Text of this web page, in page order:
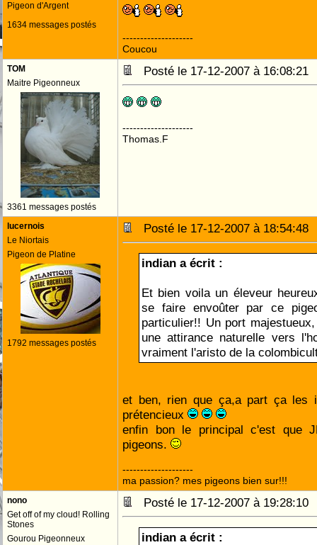
Pigeon d'Argent
1634 messages postés
--------------------
Coucou
TOM
Maitre Pigeonneux
3361 messages postés
Posté le 17-12-2007 à
--------------------
Thomas.F
lucernois
Le Niortais
Pigeon de Platine
1792 messages postés
Posté le 17-12-2007 à
indian a écrit :
Et bien voila un éleveur
se faire envoûter par ce
particulier!! Un port
une attirance naturelle vers
vraiment l'aristo de la
et ben, rien que ça,a part ça les
prétencieux
enfin bon le principal c'est que
pigeons.
--------------------
ma passion? mes pigeons bien sur!!!
nono
Get off of my cloud! Rolling
Stones
Gourou Pigeonneux
Posté le 17-12-2007 à
indian a écrit :